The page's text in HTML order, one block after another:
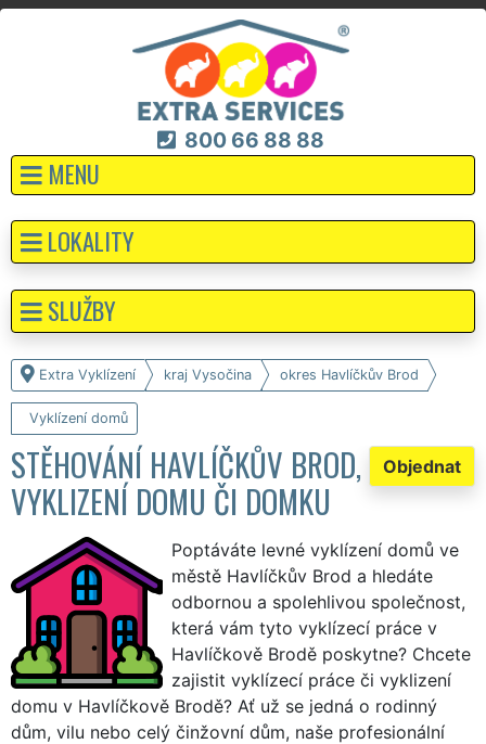
800 66 88 88
MENU
Extra Vyklízení kraj Vysočina okres Havlíčkův Brod
Vyklízení domů
Objednat
STĚHOVÁNÍ HAVLÍČKŮV BROD,
VYKLIZENÍ DOMU ČI DOMKU
Poptáváte levné vyklízení domů ve
městě Havlíčkův Brod a hledáte
odbornou a spolehlivou společnost,
která vám tyto vyklízecí práce v
Havlíčkově Brodě poskytne? Chcete
zajistit vyklízecí práce či vyklizení
domu v Havlíčkově Brodě? Ať už se jedná o rodinný
dům, vilu nebo celý činžovní dům, naše profesionální
LOKALITY
SLUŽBY